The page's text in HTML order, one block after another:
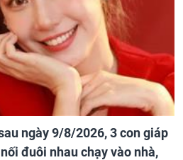
ngày 9/8/2026, 3 con giáp
đuôi nhau chạy vào nhà,